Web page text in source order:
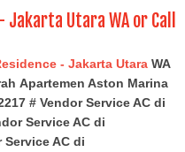
Utara WA or Call
- Jakarta Utara WA
Apartemen Aston Marina
# Vendor Service AC di
Service AC di
Service AC di